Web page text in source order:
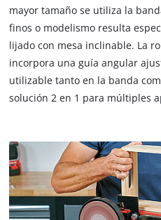
mayor tamaño se utiliza la
finos o modelismo resulta
lijado con mesa inclinable. La
incorpora una guía angular
utilizable tanto en la banda
solución 2 en 1 para múltiples